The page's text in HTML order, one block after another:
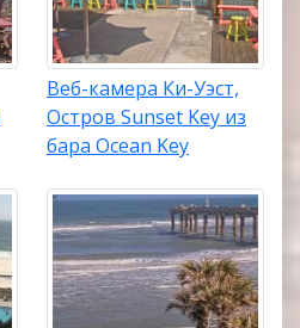
Веб-камера Ки-Уэст,
Остров Sunset Key из
бара Ocean Key